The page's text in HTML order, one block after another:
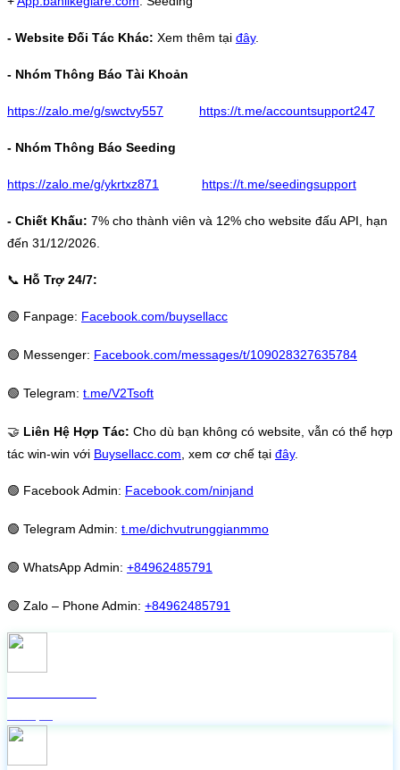
- Website Đối Tác Khác: Xem thêm tại đây.
- Nhóm Thông Báo Tài Khoản
https://zalo.me/g/swctvy557 https://t.me/accountsupport247
- Nhóm Thông Báo Seeding
https://zalo.me/g/ykrtxz871 https://t.me/seedingsupport
- Chiết Khấu: 7% cho thành viên và 12% cho website đấu API, hạn
đến 31/12/2026.
📞 Hỗ Trợ 24/7:
🟢 Fanpage: Facebook.com/buysellacc
🟢 Messenger: Facebook.com/messages/t/109028327635784
🟢 Telegram: t.me/V2Tsoft
🤝 Liên Hệ Hợp Tác: Cho dù bạn không có website, vẫn có thể hợp
tác win-win với Buysellacc.com , xem cơ chế tại đây.
🟢 Facebook Admin: Facebook.com/ninjand
🟢 Telegram Admin: t.me/dichvutrunggianmmo
🟢 WhatsApp Admin: +84962485791
🟢 Zalo – Phone Admin: +84962485791
Check live FB
Miễn phí